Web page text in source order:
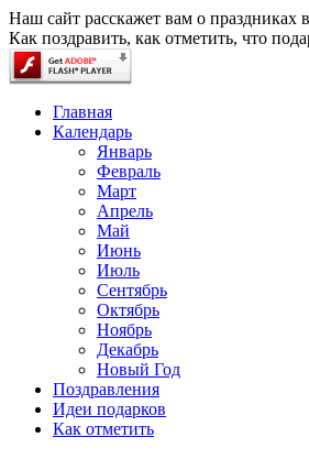
Наш сайт расскажет вам о праздниках
Как поздравить, как отметить, что
Главная
Календарь
Январь
Февраль
Март
Апрель
Май
Июнь
Июль
Сентябрь
Октябрь
Ноябрь
Декабрь
Новый Год
Поздравления
Идеи подарков
Как отметить